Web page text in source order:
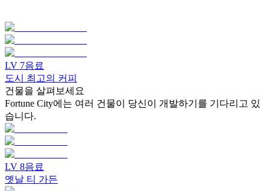
LV 7음료
도시 최고의 커피
건물을 살펴보세요
Fortune City에는 여러 건물이 당신이 개발하기를 기다리고 있
습니다.
LV 8음료
옛날 티 가든